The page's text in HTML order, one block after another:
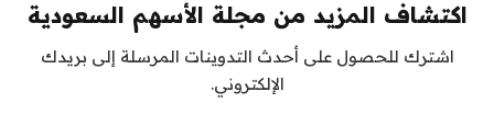
اكتشاف المزيد من مجلة الأسهم السعودية
اشترك للحصول على أحدث التدوينات المرسلة إلى بريدك
الإلكتروني.